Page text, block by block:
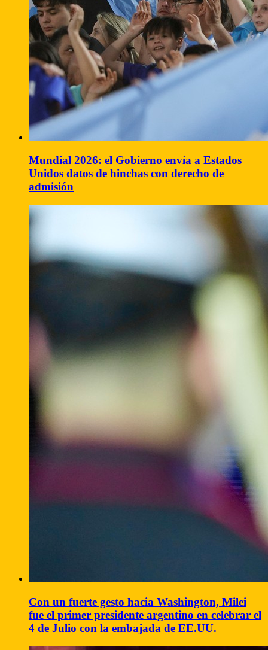
Mundial 2026: el Gobierno envía a Estados
Unidos datos de hinchas con derecho de
admisión
Con un fuerte gesto hacia Washington, Milei
fue el primer presidente argentino en celebrar el
4 de Julio con la embajada de EE.UU.